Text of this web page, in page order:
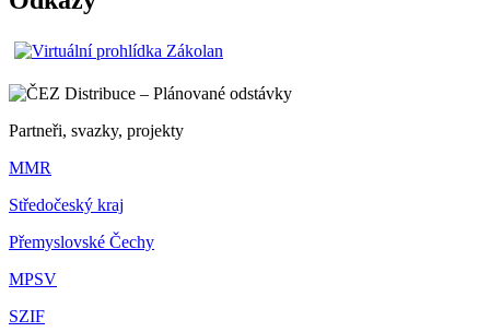
Partneři, svazky, projekty
MMR
Středočeský kraj
Přemyslovské Čechy
MPSV
SZIF